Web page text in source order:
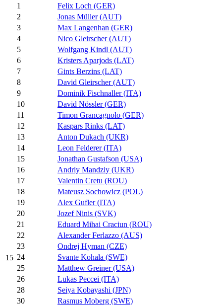
15
1
Felix Loch (GER)
2
Jonas Müller (AUT)
3
Max Langenhan (GER)
4
Nico Gleirscher (AUT)
5
Wolfgang Kindl (AUT)
6
Kristers Aparjods (LAT)
7
Gints Berzins (LAT)
8
David Gleirscher (AUT)
9
Dominik Fischnaller (ITA)
10
David Nössler (GER)
11
Timon Grancagnolo (GER)
12
Kaspars Rinks (LAT)
13
Anton Dukach (UKR)
14
Leon Felderer (ITA)
15
Jonathan Gustafson (USA)
16
Andriy Mandziy (UKR)
17
Valentin Cretu (ROU)
18
Mateusz Sochowicz (POL)
19
Alex Gufler (ITA)
20
Jozef Ninis (SVK)
21
Eduard Mihai Craciun (ROU)
22
Alexander Ferlazzo (AUS)
23
Ondrej Hyman (CZE)
24
Svante Kohala (SWE)
25
Matthew Greiner (USA)
26
Lukas Peccei (ITA)
28
Seiya Kobayashi (JPN)
30
Rasmus Moberg (SWE)